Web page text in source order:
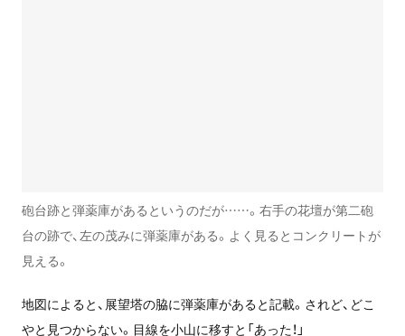
砲台跡と弾薬庫があるというのだが……。右手の花壇が第二砲
台の跡で、左の茂みに弾薬庫がある。よく見るとコンクリートが
見える。
地図によると、展望塔の脇に弾薬庫があると記載。されど、どこ
やと見つからない。目線を小山に移すと「あった！」